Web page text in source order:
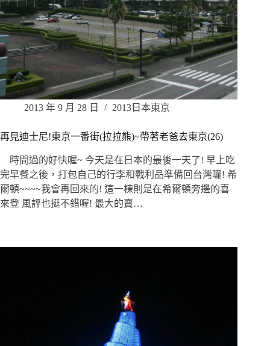
2013 年 9 月 28 日 2013日本東京
再見迪士尼!東京一番街(拉拉熊)~帶著老爸去東京(26)
時間過的好快喔~ 今天是在日本的最後一天了! 早上吃
完早餐之後，打包自己的行李和戰利品準備回台灣囉! 希
爾頓~~~~我會再回來的! 這一棟則是在希爾頓旁邊的喜
來登 風評也挺不錯喔! 最大的賣…